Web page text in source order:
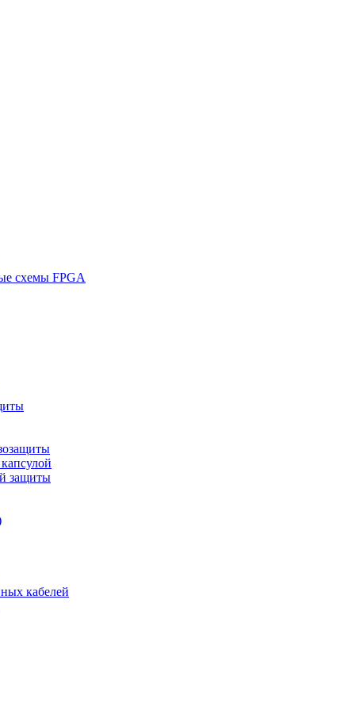
схемы FPGA
защиты
кабелей